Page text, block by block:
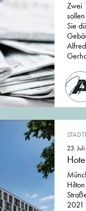
Zwei
Sie
23.
2021